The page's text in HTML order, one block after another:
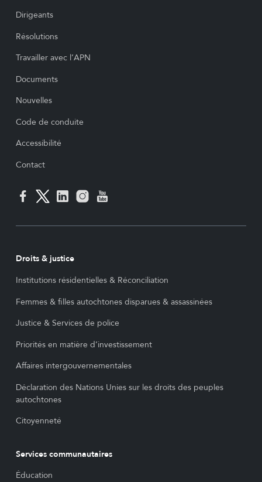
Dirigeants
Résolutions
Travailler avec l’APN
Documents
Nouvelles
Code de conduite
Accessibilité
Contact
Droits & justice
Institutions résidentielles & Réconciliation
Femmes & filles autochtones disparues & assassinées
Justice & Services de police
Priorités en matière d’investissement
Affaires intergouvernementales
Déclaration des Nations Unies sur les droits des peuples
autochtones
Citoyenneté
Services communautaires
Éducation